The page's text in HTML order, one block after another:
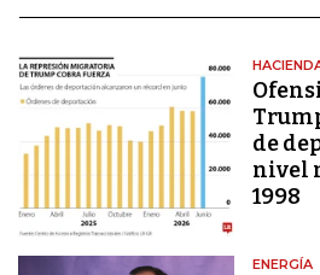
de
nivel
1998
ENERGÍA